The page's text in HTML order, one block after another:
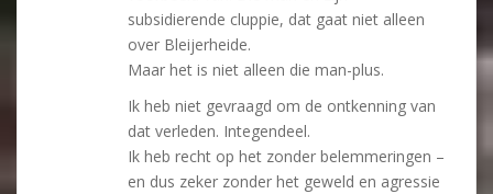
subsidierende cluppie, dat gaat niet alleen
over Bleijerheide.
Maar het is niet alleen die man-plus.
Ik heb niet gevraagd om de ontkenning van
dat verleden. Integendeel.
Ik heb recht op het zonder belemmeringen –
en dus zeker zonder het geweld en agressie